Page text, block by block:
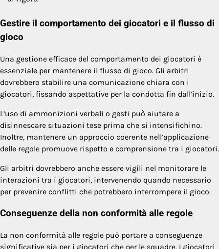
Gestire il comportamento dei giocatori e il flusso di
gioco
Una gestione efficace del comportamento dei giocatori è
essenziale per mantenere il flusso di gioco. Gli arbitri
dovrebbero stabilire una comunicazione chiara con i
giocatori, fissando aspettative per la condotta fin dall’inizio.
L’uso di ammonizioni verbali o gesti può aiutare a
disinnescare situazioni tese prima che si intensifichino.
Inoltre, mantenere un approccio coerente nell’applicazione
delle regole promuove rispetto e comprensione tra i giocatori.
Gli arbitri dovrebbero anche essere vigili nel monitorare le
interazioni tra i giocatori, intervenendo quando necessario
per prevenire conflitti che potrebbero interrompere il gioco.
Conseguenze della non conformità alle regole
La non conformità alle regole può portare a conseguenze
significative sia per i giocatori che per le squadre. I giocatori